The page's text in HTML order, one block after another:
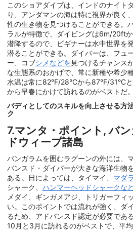
このショアダイブは、インドのナイト
り、アンダマンの海は特に視界が良く
性の生き物を見つけることができる。
ラルが特徴で、ダイビングは6m/20ft
潜降するので、ビギナーは水中世界を
潜ることができる。ダイバーは、フュー
ー、コブシメなどを 見つけるチャンス
な生態系のおかげで、常に新種や希少
水温は常に82°F/28°Cから87°F/31°C
から早春にかけて訪れるのがベストだ。
バディとしてのスキルを向上させる方
ク
7.マンタ・ポイント, バ
ドウィープ諸島
バンガラムを囲むラグーンの外には、
バンスド・ダイバーが大きな海洋生物
ある。日によっては、タイマイ、 マダ
シャーク、 ハンマーヘッドシャークな
メダイ、ギンガメアジ、トリガーフィ
い。このポイントでは流れが強く、ダ
るため、アドバンスド認定が必要であ
10月と3月に訪れるのがベストで、平